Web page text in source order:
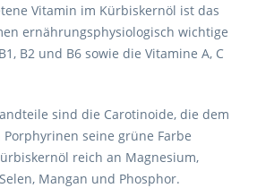
Vitamin im Kürbiskernöl ist das
ernährungsphysiologisch wichtige
B2 und B6 sowie die Vitamine A, C
sind die Carotinoide, die dem
seine grüne Farbe
reich an Magnesium,
Mangan und Phosphor.